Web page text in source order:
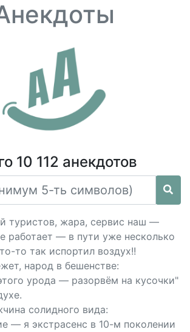
10 112 анекдотов
туристов, жара, сервис наш —
работает — в пути уже несколько
то так испортил воздух!!
народ в бешенстве:
урода — разорвём на кусочки"
солидного вида:
— я экстрасенс в 10-м поколении